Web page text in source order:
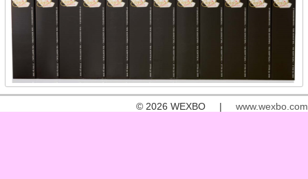
© 2026 WEXBO | www.wexbo.com